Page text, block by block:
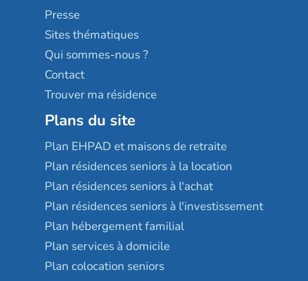
Sérénys
Résidences services Villa Médicis
Presse
Sites thématiques
Qui sommes-nous ?
Contact
Trouver ma résidence
Plans du site
Plan EHPAD et maisons de retraite
Plan résidences seniors à la location
Plan résidences seniors à l'achat
Plan résidences seniors à l'investissement
Plan hébergement familial
Plan services à domicile
Plan colocation seniors